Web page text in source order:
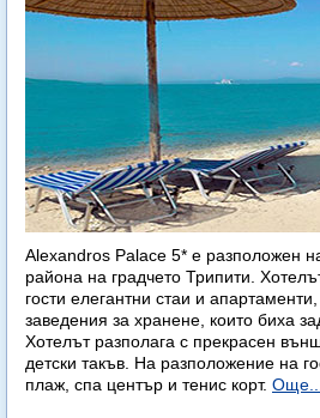
Alexandros Palace 5* e разположен
района на градчето Трипити.
гости елегантни стаи и
заведения за хранене, които биха
Хотелът разполага с прекрасен
детски такъв. На разположение на
плаж, спа център и тенис корт. Още...